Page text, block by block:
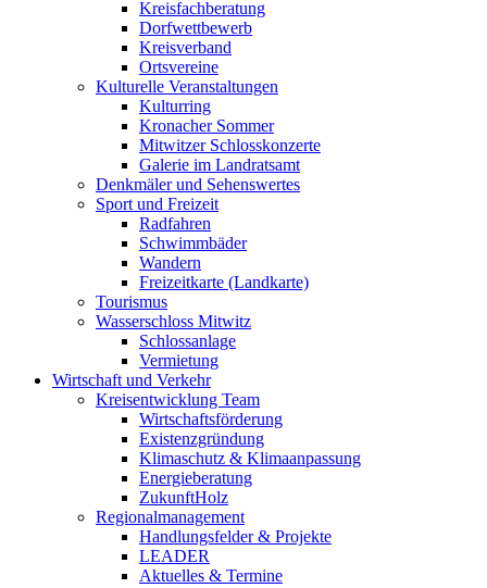
Kreisfachberatung
Dorfwettbewerb
Kreisverband
Ortsvereine
Kulturelle Veranstaltungen
Kulturring
Kronacher Sommer
Mitwitzer Schlosskonzerte
Galerie im Landratsamt
Denkmäler und Sehenswertes
Sport und Freizeit
Radfahren
Schwimmbäder
Wandern
Freizeitkarte (Landkarte)
Tourismus
Wasserschloss Mitwitz
Schlossanlage
Vermietung
Wirtschaft und Verkehr
Kreisentwicklung Team
Wirtschaftsförderung
Existenzgründung
Klimaschutz & Klimaanpassung
Energieberatung
ZukunftHolz
Regionalmanagement
Handlungsfelder & Projekte
LEADER
Aktuelles & Termine